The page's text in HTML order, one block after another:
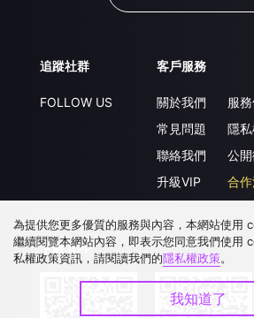
追蹤社群
FOLLOW US
客戶服務
關於我們
常見問題
聯絡我們
升級VIP
服
隱
公
合
下載 APP
為提供您更多優質的服務與內容，本網站使用
繼續閱覽本網站內容，即表示您同意我們使用
私權政策資訊，請閱讀我們的隱私權政策。
我知道了